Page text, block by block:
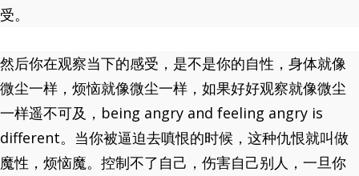
受。
然后你在观察当下的感受，是不是你的自性，身体就像
微尘一样，烦恼就像微尘一样，如果好好观察就像微尘
一样遥不可及，being angry and feeling angry is
different。当你被逼迫去嗔恨的时候，这种仇恨就叫做
魔性，烦恼魔。控制不了自己，伤害自己别人，一旦你